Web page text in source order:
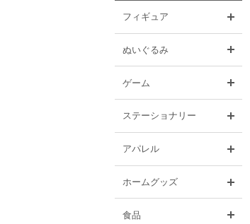
フィギュア
ぬいぐるみ
ゲーム
ステーショナリー
アパレル
ホームグッズ
食品